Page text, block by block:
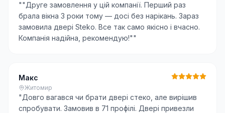
""Друге замовлення у цій компанії. Перший раз
брала вікна 3 роки тому — досі без нарікань. Зараз
замовила двері Steko. Все так само якісно і вчасно.
Компанія надійна, рекомендую!""
Макс
Житомир
"Довго вагався чи брати двері стеко, але вирішив
спробувати. Замовив в 71 профілі. Двері привезли